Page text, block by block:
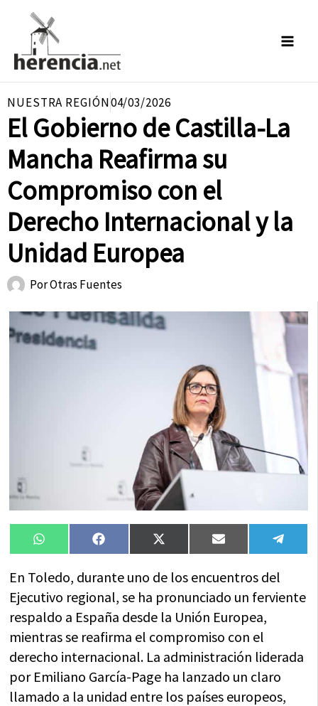
contenido
NUESTRA REGIÓN04/03/2026
El Gobierno de Castilla-La
Mancha Reafirma su
Compromiso con el
Derecho Internacional y la
Unidad Europea
PorOtras Fuentes
Compartir
en
WhatsAppCompartir
en
FacebookCompartir
en
X
(Twitter)
Compartir
en
Email
en
En Toledo, durante uno de los encuentros del
Ejecutivo regional, se ha pronunciado un ferviente
respaldo a España desde la Unión Europea,
mientras se reafirma el compromiso con el
derecho internacional. La administración liderada
por Emiliano García-Page ha lanzado un claro
llamado a la unidad entre los países europeos,